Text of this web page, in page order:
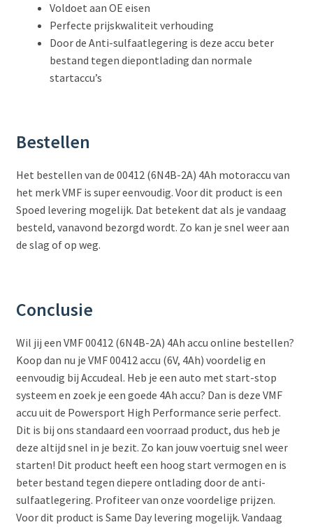
Voldoet aan OE eisen
Perfecte prijskwaliteit verhouding
Door de Anti-sulfaatlegering is deze accu beter
bestand tegen diepontlading dan normale
startaccu’s
Bestellen
Het bestellen van de 00412 (6N4B-2A) 4Ah motoraccu van
het merk VMF is super eenvoudig. Voor dit product is een
Spoed levering mogelijk. Dat betekent dat als je vandaag
besteld, vanavond bezorgd wordt. Zo kan je snel weer aan
de slag of op weg.
Conclusie
Wil jij een VMF 00412 (6N4B-2A) 4Ah accu online bestellen?
Koop dan nu je VMF 00412 accu (6V, 4Ah) voordelig en
eenvoudig bij Accudeal. Heb je een auto met start-stop
systeem en zoek je een goede 4Ah accu? Dan is deze VMF
accu uit de Powersport High Performance serie perfect.
Dit is bij ons standaard een voorraad product, dus heb je
deze altijd snel in je bezit. Zo kan jouw voertuig snel weer
starten! Dit product heeft een hoog start vermogen en is
beter bestand tegen diepere ontlading door de anti-
sulfaatlegering. Profiteer van onze voordelige prijzen.
Voor dit product is Same Day levering mogelijk. Vandaag